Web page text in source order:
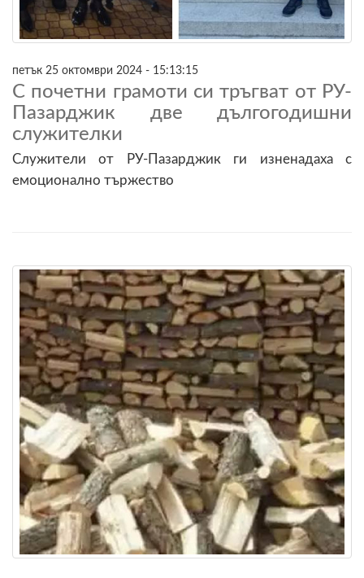
петък 25 октомври 2024 - 15:13:15
С почетни грамоти си тръгват от РУ-
Пазарджик две дългогодишни
служителки
Служители от РУ-Пазарджик ги изненадаха с
емоционално тържество